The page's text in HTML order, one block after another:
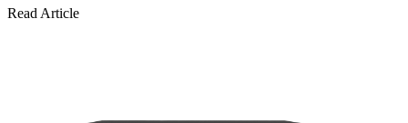
Read Article